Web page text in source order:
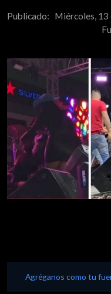
Publicado: Miércoles, 13
Agréganos como tu